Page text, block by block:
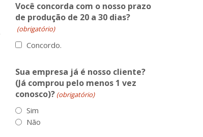
Você concorda com o nosso prazo
de produção de 20 a 30 dias?
(obrigatório)
Concordo.
Sua empresa já é nosso cliente?
(Já comprou pelo menos 1 vez
conosco)? (obrigatório)
Sim
Não